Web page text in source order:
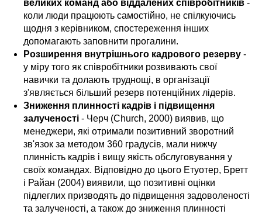
великих команд або віддалених співробітників -
коли люди працюють самостійно, не спілкуючись
щодня з керівником, спостереження інших
допомагають заповнити прогалини.
Розширення внутрішнього кадрового резерву -
у міру того як співробітники розвивають свої
навички та долають труднощі, в організації
з'являється більший резерв потенційних лідерів.
Зниження плинності кадрів і підвищення
залученості - Черч (Church, 2000) виявив, що
менеджери, які отримали позитивний зворотний
зв'язок за методом 360 градусів, мали нижчу
плинність кадрів і вищу якість обслуговування у
своїх командах. Відповідно до цього Етуотер, Бретт
і Райан (2004) виявили, що позитивні оцінки
підлеглих призводять до підвищення задоволеності
та залученості, а також до зниження плинності